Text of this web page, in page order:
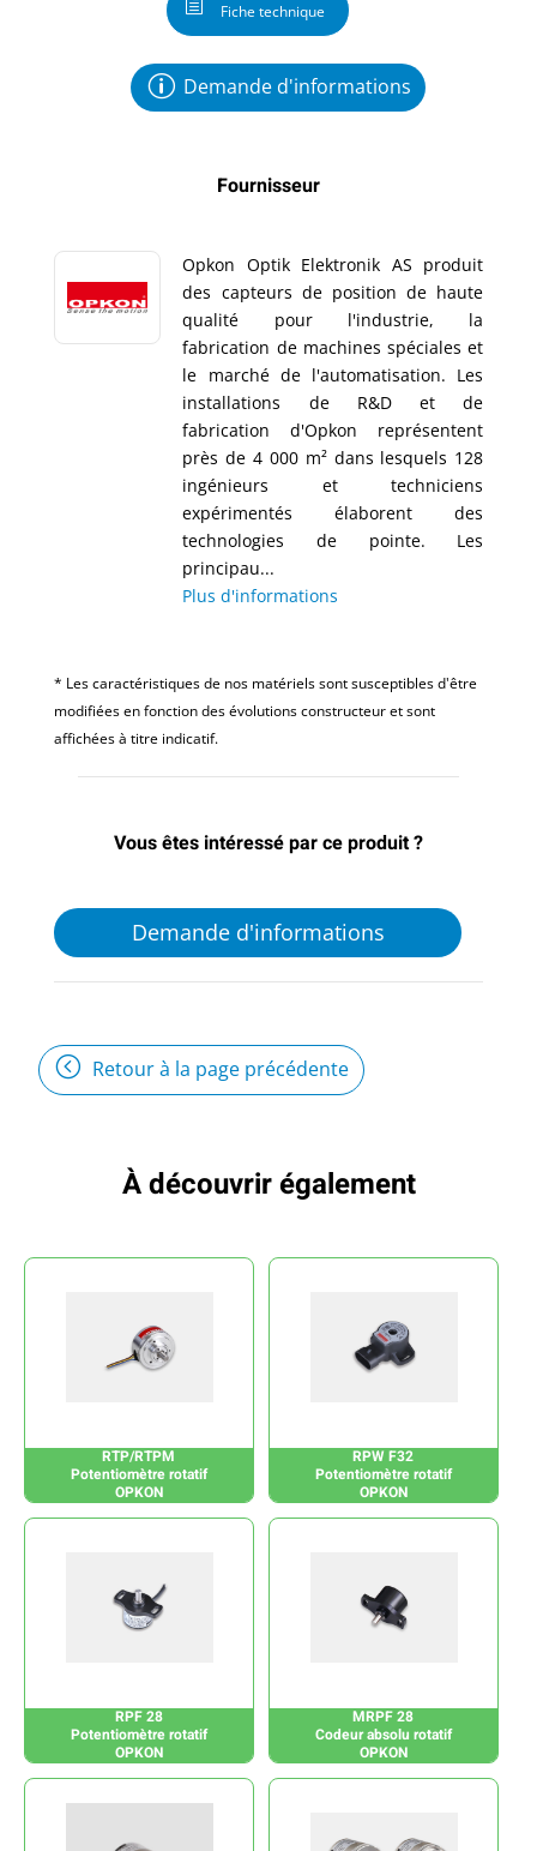
Fiche technique
Demande d'informations
Fournisseur
Opkon Optik Elektronik AS produit
des capteurs de position de haute
qualité pour l'industrie, la
fabrication de machines spéciales et
le marché de l'automatisation. Les
installations de R&D et de
fabrication d'Opkon représentent
près de 4 000 m² dans lesquels 128
ingénieurs et techniciens
expérimentés élaborent des
technologies de pointe. Les
principau...
Plus d'informations
* Les caractéristiques de nos matériels sont susceptibles d'être
modifiées en fonction des évolutions constructeur et sont
affichées à titre indicatif.
Vous êtes intéressé par ce produit ?
Demande d'informations
Retour à la page précédente
À découvrir également
RTP/RTPM
Potentiomètre rotatif
OPKON
RPW F32
Potentiomètre rotatif
OPKON
RPF 28
Potentiomètre rotatif
OPKON
MRPF 28
Codeur absolu rotatif
OPKON